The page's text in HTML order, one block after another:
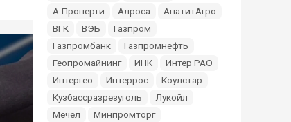
А-Проперти
Алроса
АпатитАгро
ВГК
ВЭБ
Газпром
Газпромбанк
Газпромнефть
Геопромайнинг
ИНК
Интер РАО
Интергео
Интеррос
Коулстар
Кузбассразрезуголь
Лукойл
Мечел
Минпромторг